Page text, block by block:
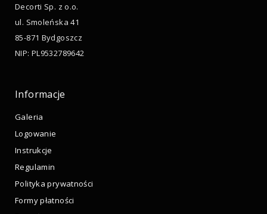
Decorti Sp. z o.o.
ul. Smoleńska 41
85-871 Bydgoszcz
NIP: PL9532789642
Informacje
Galeria
Logowanie
Instrukcje
Regulamin
Polityka prywatności
Formy płatności